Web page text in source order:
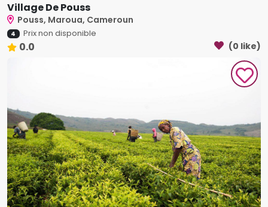
Village De Pouss
Pouss, Maroua, Cameroun
4 Prix non disponible
0.0 (0 like)